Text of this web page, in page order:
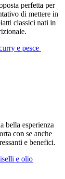
perfetta per
di mettere in
classici nati in
e pesce
bella esperienza
con se anche
e benefici.
e olio